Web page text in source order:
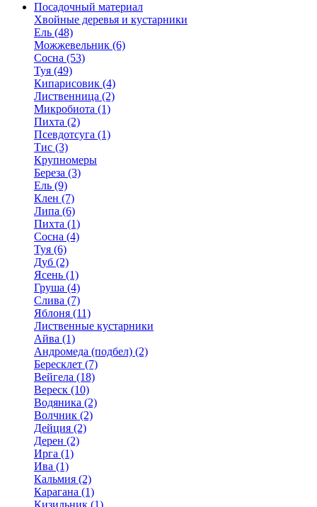
Посадочный материал
Хвойные деревья и кустарники
Ель (48)
Можжевельник (6)
Сосна (53)
Туя (49)
Кипарисовик (4)
Лиственница (2)
Микробиота (1)
Пихта (2)
Псевдотсуга (1)
Тис (3)
Крупномеры
Береза (3)
Ель (9)
Клен (7)
Липа (6)
Пихта (1)
Сосна (4)
Туя (6)
Дуб (2)
Ясень (1)
Груша (4)
Слива (7)
Яблоня (11)
Лиственные кустарники
Айва (1)
Андромеда (подбел) (2)
Бересклет (7)
Вейгела (18)
Вереск (10)
Водяника (2)
Волчник (2)
Дейция (2)
Дерен (2)
Ирга (1)
Ива (1)
Кальмия (2)
Карагана (1)
Кизильник (1)